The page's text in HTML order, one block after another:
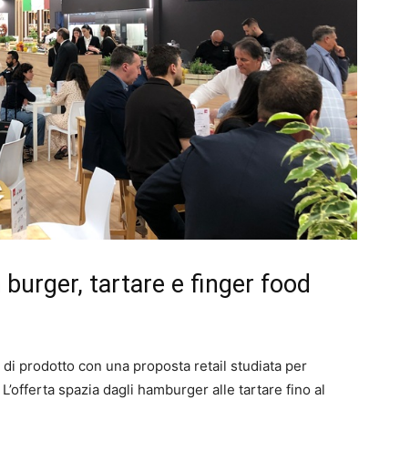
tartare e finger food
prodotto con una proposta retail studiata per
spazia dagli hamburger alle tartare fino al